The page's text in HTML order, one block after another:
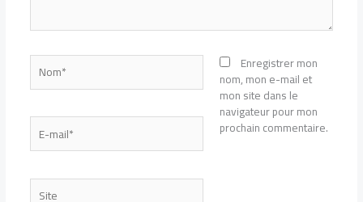
Nom*
E-
mail*
Site
Enregistrer mon
nom, mon e-mail et
mon site dans le
navigateur pour mon
prochain commentaire.